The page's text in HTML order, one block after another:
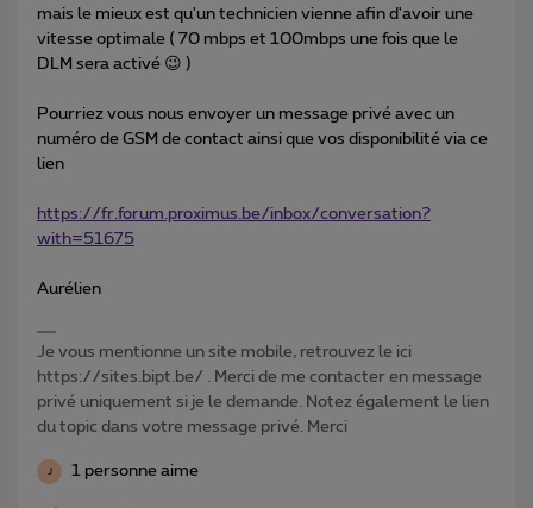
mais le mieux est qu'un technicien vienne afin d'avoir une
vitesse optimale ( 70 mbps et 100mbps une fois que le
DLM sera activé 😉 )
Pourriez vous nous envoyer un message privé avec un
numéro de GSM de contact ainsi que vos disponibilité via ce
lien
https://fr.forum.proximus.be/inbox/conversation?
with=51675
Aurélien
Je vous mentionne un site mobile, retrouvez le ici
https://sites.bipt.be/ . Merci de me contacter en message
privé uniquement si je le demande. Notez également le lien
du topic dans votre message privé. Merci
1 personne aime